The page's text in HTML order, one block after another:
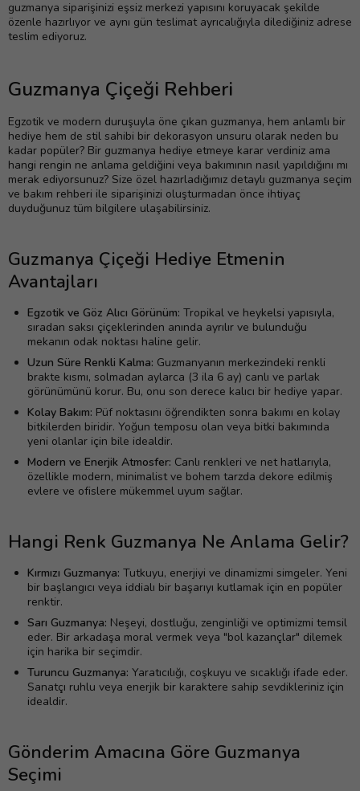
guzmanya siparişinizi eşsiz merkezi yapısını koruyacak şekilde
özenle hazırlıyor ve aynı gün teslimat ayrıcalığıyla dilediğiniz adrese
teslim ediyoruz.
Guzmanya Çiçeği Rehberi
Egzotik ve modern duruşuyla öne çıkan guzmanya, hem anlamlı bir
hediye hem de stil sahibi bir dekorasyon unsuru olarak neden bu
kadar popüler? Bir guzmanya hediye etmeye karar verdiniz ama
hangi rengin ne anlama geldiğini veya bakımının nasıl yapıldığını mı
merak ediyorsunuz? Size özel hazırladığımız detaylı guzmanya seçim
ve bakım rehberi ile siparişinizi oluşturmadan önce ihtiyaç
duyduğunuz tüm bilgilere ulaşabilirsiniz.
Guzmanya Çiçeği Hediye Etmenin
Avantajları
Egzotik ve Göz Alıcı Görünüm: Tropikal ve heykelsi yapısıyla,
sıradan saksı çiçeklerinden anında ayrılır ve bulunduğu
mekanın odak noktası haline gelir.
Uzun Süre Renkli Kalma: Guzmanyanın merkezindeki renkli
brakte kısmı, solmadan aylarca (3 ila 6 ay) canlı ve parlak
görünümünü korur. Bu, onu son derece kalıcı bir hediye yapar.
Kolay Bakım: Püf noktasını öğrendikten sonra bakımı en kolay
bitkilerden biridir. Yoğun temposu olan veya bitki bakımında
yeni olanlar için bile idealdir.
Modern ve Enerjik Atmosfer: Canlı renkleri ve net hatlarıyla,
özellikle modern, minimalist ve bohem tarzda dekore edilmiş
evlere ve ofislere mükemmel uyum sağlar.
Hangi Renk Guzmanya Ne Anlama Gelir?
Kırmızı Guzmanya: Tutkuyu, enerjiyi ve dinamizmi simgeler. Yeni
bir başlangıcı veya iddialı bir başarıyı kutlamak için en popüler
renktir.
Sarı Guzmanya: Neşeyi, dostluğu, zenginliği ve optimizmi temsil
eder. Bir arkadaşa moral vermek veya "bol kazançlar" dilemek
için harika bir seçimdir.
Turuncu Guzmanya: Yaratıcılığı, coşkuyu ve sıcaklığı ifade eder.
Sanatçı ruhlu veya enerjik bir karaktere sahip sevdikleriniz için
idealdir.
Gönderim Amacına Göre Guzmanya
Seçimi